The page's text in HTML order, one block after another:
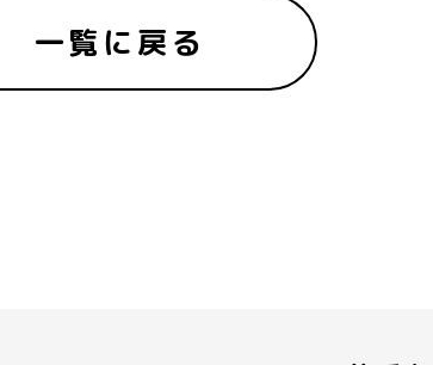
一覧に戻る